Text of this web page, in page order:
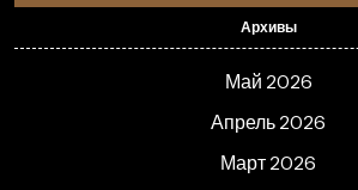
Архивы
Май 2026
Апрель 2026
Март 2026